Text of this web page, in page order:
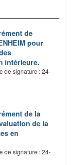
de
pour
intérieure.
de signature : 24-
de la
de la
en
de signature : 24-